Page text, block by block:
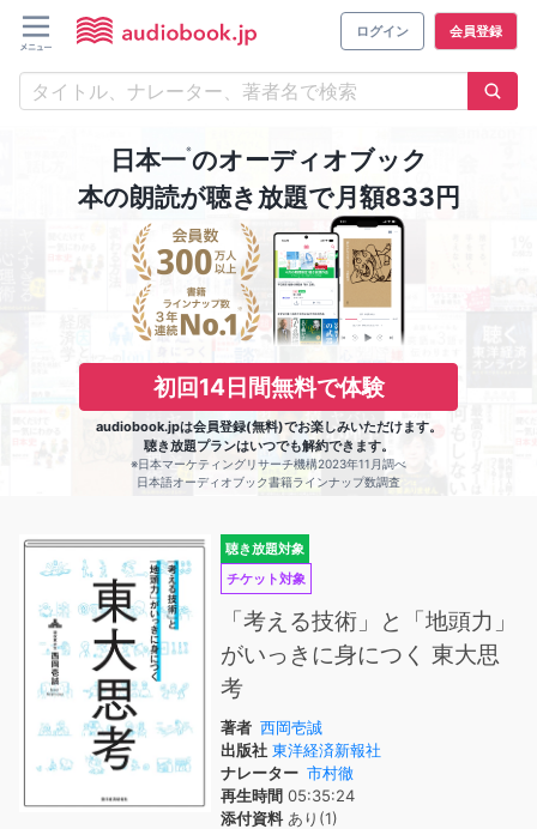
ログイン 会員登録
日本一※のオーディオブック
本の朗読が聴き放題で月額833円
初回14日間無料で体験
audiobook.jpは会員登録(無料)でお楽しみいただけます。
聴き放題プランはいつでも解約できます。
※日本マーケティングリサーチ機構2023年11月調べ
日本語オーディオブック書籍ラインナップ数調査
聴き放題対象
チケット対象
「考える技術」と「地頭力」
がいっきに身につく 東大思
考
著者 西岡壱誠
出版社 東洋経済新報社
ナレーター 市村徹
再生時間 05:35:24
添付資料あり(1)